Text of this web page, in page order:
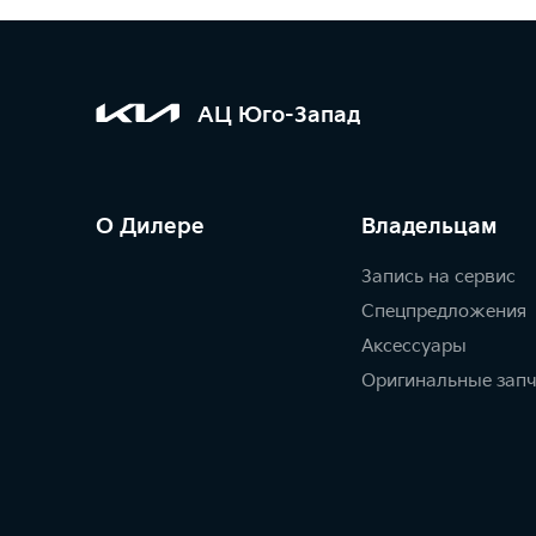
АЦ Юго-Запад
О Дилере Владельцам
Запись на сервис
Спецпредложения
Аксессуары
Оригинальные